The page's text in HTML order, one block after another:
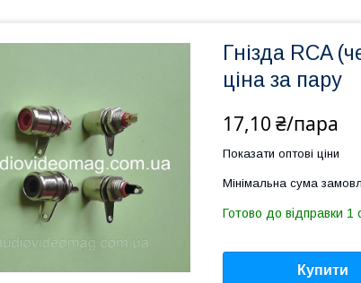
Гнізда RCA
ціна за пару
17,10 ₴/пара
Показати оптові ціни
Мінімальна сума
Готово до відправки 1
Купити